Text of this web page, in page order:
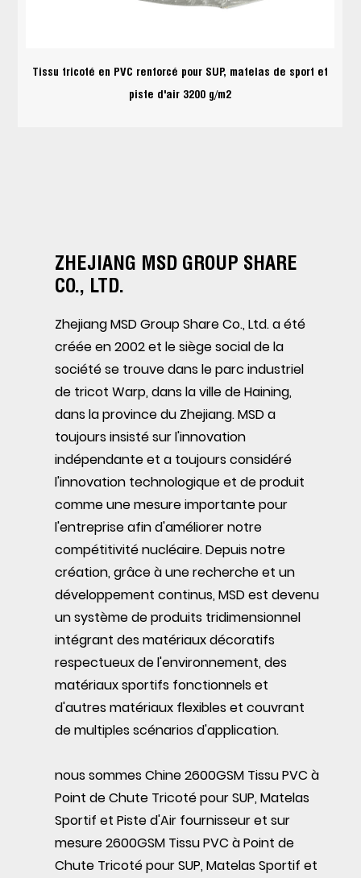
Tissu tricoté en PVC renforcé pour SUP, matelas de sport et
piste d'air 3200 g/m2
ZHEJIANG MSD GROUP SHARE
CO., LTD.
Zhejiang MSD Group Share Co., Ltd. a été
créée en 2002 et le siège social de la
société se trouve dans le parc industriel
de tricot Warp, dans la ville de Haining,
dans la province du Zhejiang. MSD a
toujours insisté sur l'innovation
indépendante et a toujours considéré
l'innovation technologique et de produit
comme une mesure importante pour
l'entreprise afin d'améliorer notre
compétitivité nucléaire. Depuis notre
création, grâce à une recherche et un
développement continus, MSD est devenu
un système de produits tridimensionnel
intégrant des matériaux décoratifs
respectueux de l'environnement, des
matériaux sportifs fonctionnels et
d'autres matériaux flexibles et couvrant
de multiples scénarios d'application.
nous sommesChine 2600GSM Tissu PVC à
Point de Chute Tricoté pour SUP, Matelas
Sportif et Piste d'Air fournisseuret sur
mesure 2600GSM Tissu PVC à Point de
Chute Tricoté pour SUP, Matelas Sportif et